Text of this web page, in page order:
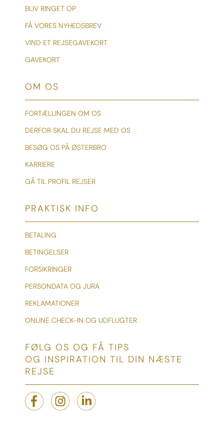
BLIV RINGET OP
FÅ VORES NYHEDSBREV
VIND ET REJSEGAVEKORT
GAVEKORT
OM OS
FORTÆLLINGEN OM OS
DERFOR SKAL DU REJSE MED OS
BESØG OS PÅ ØSTERBRO
KARRIERE
GÅ TIL PROFIL REJSER
PRAKTISK INFO
BETALING
BETINGELSER
FORSIKRINGER
PERSONDATA OG JURA
REKLAMATIONER
ONLINE CHECK-IN OG UDFLUGTER
FØLG OS OG FÅ TIPS
OG INSPIRATION TIL DIN NÆSTE
REJSE